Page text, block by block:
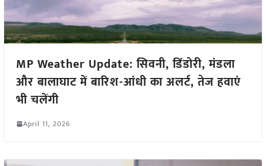
MP Weather Update: सिवनी, डिंडोरी, मंडला
और बालाघाट में बारिश-आंधी का अलर्ट, तेज हवाएं
भी चलेंगी
April 11, 2026